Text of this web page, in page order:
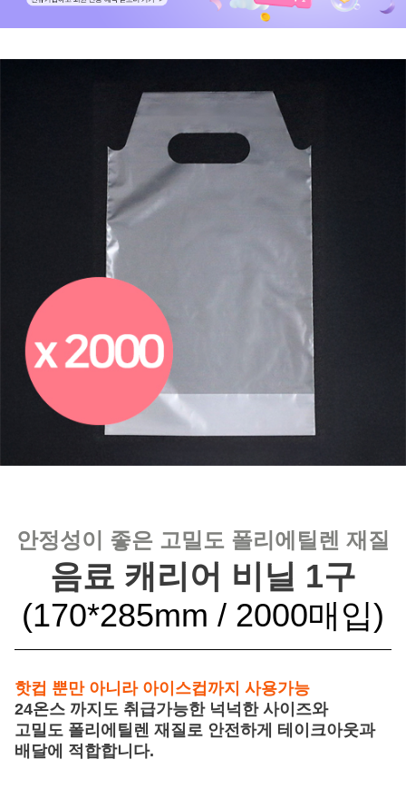
안정성이 좋은 고밀도 폴리에틸렌 재질
음료 캐리어 비닐 1구
(170*285mm / 2000매입)
핫컵 뿐만 아니라 아이스컵까지 사용가능
24온스 까지도 취급가능한 넉넉한 사이즈와
고밀도 폴리에틸렌 재질로 안전하게 테이크아웃과
배달에 적합합니다.